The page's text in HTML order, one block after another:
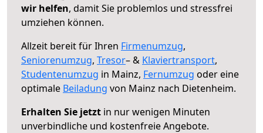
wir helfen, damit Sie problemlos und stressfrei
umziehen können.
Allzeit bereit für Ihren Firmenumzug,
Seniorenumzug, Tresor– & Klaviertransport,
Studentenumzug in Mainz, Fernumzug oder eine
optimale Beiladung von Mainz nach Dietenheim.
Erhalten Sie jetzt in nur wenigen Minuten
unverbindliche und kostenfreie Angebote.